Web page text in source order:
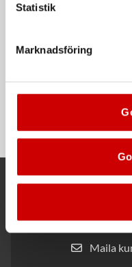
Statistik
Marknadsföring
Plus
För snabb och effektiv
Ring
Maila